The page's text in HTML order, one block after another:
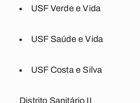
USF Verde e Vida
USF Saúde e Vida
USF Costa e Silva
Distrito Sanitário II